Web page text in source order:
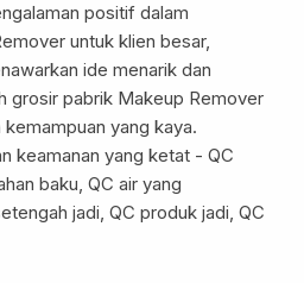
positif dalam
untuk klien besar,
ide menarik dan
grosir pabrik Makeup Remover
yang kaya.
keamanan yang ketat - QC
baku, QC air yang
jadi, QC produk jadi, QC